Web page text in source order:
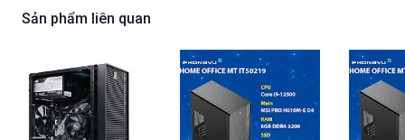
Sản phẩm liên quan